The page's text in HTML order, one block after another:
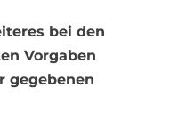
bei den
Vorgaben
gegebenen